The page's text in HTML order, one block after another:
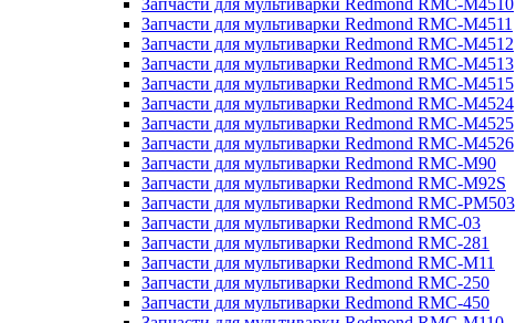
Запчасти для мультиварки Redmond RMC-M4510
Запчасти для мультиварки Redmond RMC-M4511
Запчасти для мультиварки Redmond RMC-M4512
Запчасти для мультиварки Redmond RMC-M4513
Запчасти для мультиварки Redmond RMC-M4515
Запчасти для мультиварки Redmond RMC-M4524
Запчасти для мультиварки Redmond RMC-M4525
Запчасти для мультиварки Redmond RMC-M4526
Запчасти для мультиварки Redmond RMC-M90
Запчасти для мультиварки Redmond RMC-M92S
Запчасти для мультиварки Redmond RMC-PM503
Запчасти для мультиварки Redmond RMC-03
Запчасти для мультиварки Redmond RMC-281
Запчасти для мультиварки Redmond RMC-M11
Запчасти для мультиварки Redmond RMC-250
Запчасти для мультиварки Redmond RMC-450